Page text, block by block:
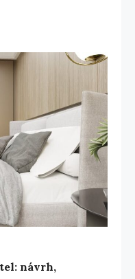
návrh,